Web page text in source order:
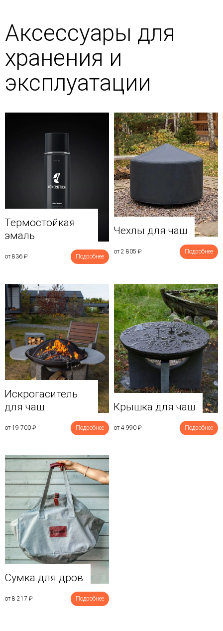
Аксессуары для
хранения и
эксплуатации
Термостойкая
эмаль
от 836 ₽ Подробнее
Чехлы для чаш
от 2 805 ₽ Подробнее
Искрогаситель
для чаш
от 19 700 ₽ Подробнее
Крышка для чаш
от 4 990 ₽ Подробнее
Сумка для дров
от 8 217 ₽ Подробнее